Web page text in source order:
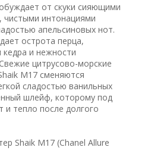
от скуки сияющими
чистыми интонациями
апельсиновых нот.
острота перца,
кедра и нежности
цитрусово-морские
M17 сменяются
сладостью ванильных
шлейф, которому под
и тепло после долгого
Shaik M17 (Chanel Allure